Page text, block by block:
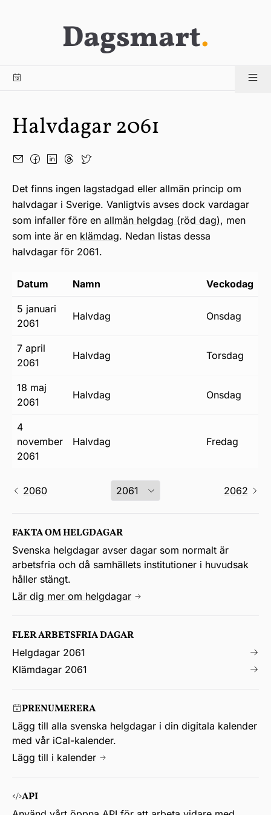
Dagsmart.
Halvdagar 2061
Det finns ingen lagstadgad eller allmän princip om
halvdagar i Sverige. Vanligtvis avses dock vardagar
som infaller före en allmän helgdag (röd dag), men
som inte är en klämdag. Nedan listas dessa
halvdagar för 2061.
Datum Namn Veckodag
5 januari
2061
halvdag onsdag
7 april
2061
halvdag torsdag
18 maj
2061
halvdag onsdag
4
november
2061
halvdag fredag
2060 2062
FAKTA OM HELGDAGAR
Svenska helgdagar avser dagar som normalt är
arbetsfria och då samhällets institutioner i huvudsak
håller stängt.
Lär dig mer om helgdagar
FLER ARBETSFRIA DAGAR
Helgdagar 2061
Klämdagar 2061
PRENUMERERA
Lägg till alla svenska helgdagar i din digitala kalender
med vår iCal-kalender.
Lägg till i kalender
API